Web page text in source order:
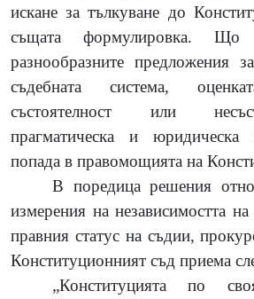
искане за тълкуване до
същата формулировка.
разнообразните предложения
съдебната система,
състоятелност или
прагматическа и
попада в правомощията на
В поредица решения
измерения на независимостта
правния статус на съдии,
Конституционният съд приема
„Конституцията по